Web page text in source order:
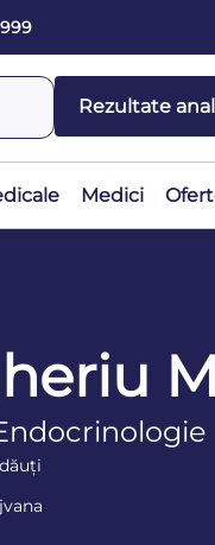
Rezultate
Medici